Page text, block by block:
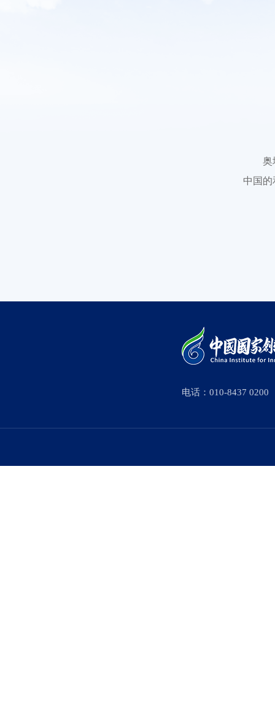
奥
中国
电话：010-8437 0200